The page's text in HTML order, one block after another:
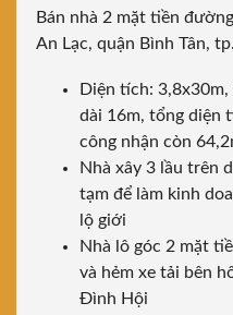
Bán nhà 2 mặt tiền
An Lạc, quận Bình Tân,
Diện tích:
dài 16m, tổng diện
công nhận còn
Nhà xây 3 lầu trên
tạm để làm kinh
lộ giới
Nhà lô góc 2 mặt
và hẻm xe tải bên
Đình Hội